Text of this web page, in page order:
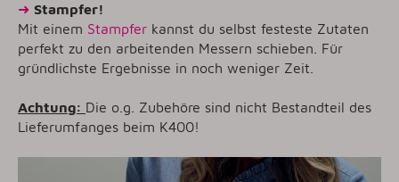
➜ Stampfer!
Mit einem Stampfer kannst du selbst festeste Zutaten
perfekt zu den arbeitenden Messern schieben. Für
gründlichste Ergebnisse in noch weniger Zeit.
Achtung: Die o.g. Zubehöre sind nicht Bestandteil des
Lieferumfanges beim K400!